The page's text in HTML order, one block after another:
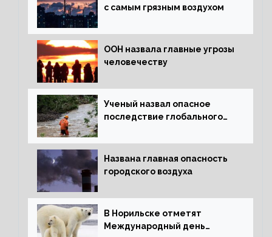
с самым грязным воздухом
ООН назвала главные угрозы
человечеству
Ученый назвал опасное
последствие глобального
Названа главная опасность
городского воздуха
В Норильске отметят
Международный день